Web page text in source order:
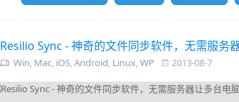
Resilio Sync - 神奇的文件同步软件，无需服务
Win, Mac, iOS,Android, Linux,WP 2013-08-7